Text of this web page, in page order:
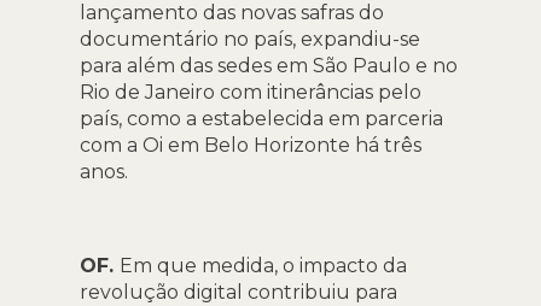
lançamento das novas safras do
documentário no país, expandiu-se
para além das sedes em São Paulo e no
Rio de Janeiro com itinerâncias pelo
país, como a estabelecida em parceria
com a Oi em Belo Horizonte há três
anos.
OF. Em que medida, o impacto da
revolução digital contribuiu para